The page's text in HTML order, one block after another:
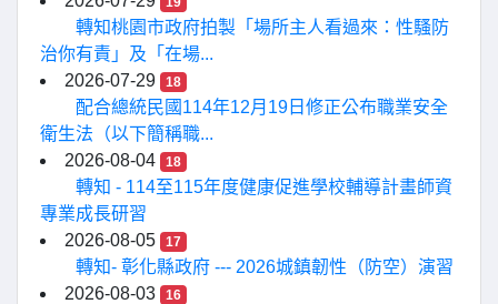
轉知桃園市政府拍製「場所主人看過來：性騷防
治你有責」及「在場...
2026-07-29
18
配合總統民國114年12月19日修正公布職業安全
衛生法（以下簡稱職...
2026-08-04
18
轉知 - 114至115年度健康促進學校輔導計畫師資
專業成長研習
2026-08-05
17
轉知- 彰化縣政府 --- 2026城鎮韌性（防空）演習
2026-08-03
16